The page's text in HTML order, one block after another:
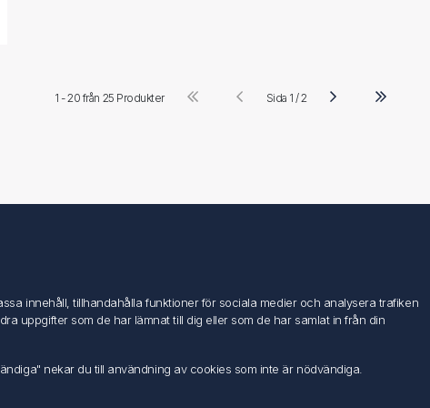
1 - 20 från 25 Produkter Sida 1 / 2
innehåll, tillhandahålla funktioner för sociala medier och analysera trafiken
uppgifter som de har lämnat till dig eller som de har samlat in från din
nekar du till användning av cookies som inte är nödvändiga.